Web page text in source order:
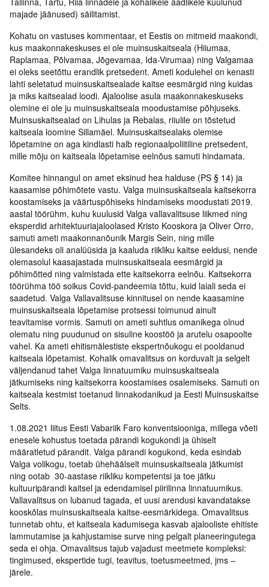
majade jäänused) säilitamist.
Kohatu on vastuses kommentaar, et Eestis on mitmeid maakondi,
kus maakonnakeskuses ei ole muinsuskaitseala (Hiiumaa,
Raplamaa, Põlvamaa, Jõgevamaa, Ida-Virumaa) ning Valgamaa
ei oleks seetõttu erandlik pretsedent. Ameti kodulehel on kenasti
lahti seletatud muinsuskaitsealade kaitse eesmärgid ning kuidas
ja miks kaitsealad loodi. Ajaloolise asula maakonnakeskuseks
olemine ei ole ju muinsuskaitseala moodustamise põhjuseks.
Muinsuskaitsealad on Lihulas ja Rebalas, riiulile on tõstetud
kaitseala loomine Sillamäel. Muinsuskaitsealaks olemise
lõpetamine on aga kindlasti halb regionaalpoliitiline pretsedent,
mille mõju on kaitseala lõpetamise eelnõus samuti hindamata.
Komitee hinnangul on amet eksinud hea halduse (PS § 14) ja
kaasamise põhimõtete vastu. Valga muinsuskaitseala kaitsekorra
koostamiseks ja väärtuspõhiseks hindamiseks moodustati 2019.
aastal töörühm, kuhu kuulusid Valga vallavalitsuse liikmed ning
eksperdid arhitektuuriajaloolased Kristo Kooskora ja Oliver Orro,
samuti ameti maakonnanõunik Margis Sein, ning mille
ülesandeks oli analüüsida ja kaaluda riikliku kaitse eeldusi, nende
olemasolul kaasajastada muinsuskaitseala eesmärgid ja
põhimõtted ning valmistada ette kaitsekorra eelnõu. Kaitsekorra
töörühma töö soikus Covid-pandeemia tõttu, kuid laiali seda ei
saadetud. Valga Vallavalitsuse kinnitusel on nende kaasamine
muinsuskaitseala lõpetamise protsessi toimunud ainult
teavitamise vormis. Samuti on ameti suhtlus omanikega olnud
olematu ning puudunud on sisuline koostöö ja arutelu osapoolte
vahel. Ka ameti ehitismälestiste ekspertnõukogu ei pooldanud
kaitseala lõpetamist. Kohalik omavalitsus on korduvalt ja selgelt
väljendanud tahet Valga linnatuumiku muinsuskaitseala
jätkumiseks ning kaitsekorra koostamises osalemiseks. Samuti on
kaitseala kestmist toetanud linnakodanikud ja Eesti Muinsuskaitse
Selts.
1.08.2021 liitus Eesti Vabariik Faro konventsiooniga, millega võeti
enesele kohustus toetada pärandi kogukondi ja ühiselt
määratletud pärandit. Valga pärandi kogukond, keda esindab
Valga volikogu, toetab ühehäälselt muinsuskaitseala jätkumist
ning ootab 30-aastase riikliku kompetentsi ja toe jätku
kultuuripärandi kaitsel ja edendamisel piirilinna linnatuumikus.
Vallavalitsus on lubanud tagada, et uusi arendusi kavandatakse
kooskõlas muinsuskaitseala kaitse-eesmärkidega. Omavalitsus
tunnetab ohtu, et kaitseala kadumisega kasvab ajalooliste ehitiste
lammutamise ja kahjustamise surve ning pelgalt planeeringutega
seda ei ohja. Omavalitsus tajub vajadust meetmete kompleksi:
tingimused, ekspertide tugi, teavitus, toetusmeetmed, jms –
järele.